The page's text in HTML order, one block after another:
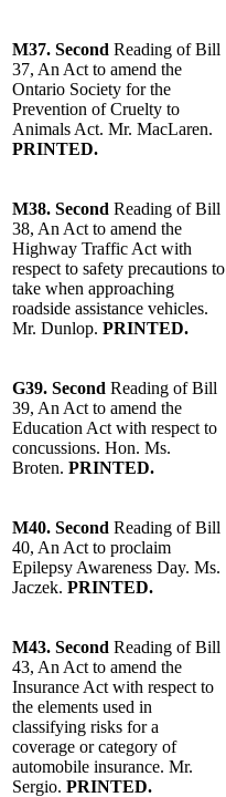
M37. Second Reading of Bill
37, An Act to amend the
Ontario Society for the
Prevention of Cruelty to
Animals Act. Mr. MacLaren.
PRINTED.
M38. Second Reading of Bill
38, An Act to amend the
Highway Traffic Act with
respect to safety precautions to
take when approaching
roadside assistance vehicles.
Mr. Dunlop. PRINTED.
G39. Second Reading of Bill
39, An Act to amend the
Education Act with respect to
concussions. Hon. Ms.
Broten. PRINTED.
M40. Second Reading of Bill
40, An Act to proclaim
Epilepsy Awareness Day. Ms.
Jaczek. PRINTED.
M43. Second Reading of Bill
43, An Act to amend the
Insurance Act with respect to
the elements used in
classifying risks for a
coverage or category of
automobile insurance. Mr.
Sergio. PRINTED.